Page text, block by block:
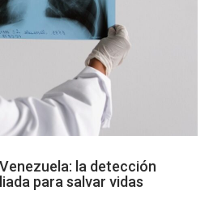
la detección
para salvar vidas